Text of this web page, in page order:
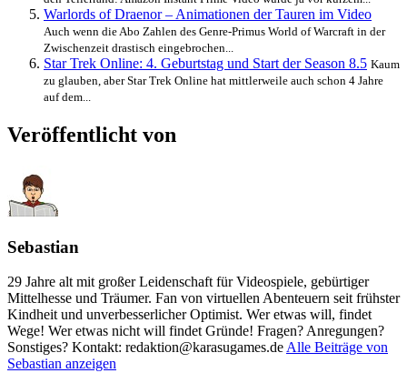
Warlords of Draenor – Animationen der Tauren im Video
Auch wenn die Abo Zahlen des Genre-Primus World of Warcraft in der
Zwischenzeit drastisch eingebrochen...
Star Trek Online: 4. Geburtstag und Start der Season 8.5 Kaum
zu glauben, aber Star Trek Online hat mittlerweile auch schon 4 Jahre
auf dem...
Veröffentlicht von
Sebastian
29 Jahre alt mit großer Leidenschaft für Videospiele, gebürtiger
Mittelhesse und Träumer. Fan von virtuellen Abenteuern seit frühster
Kindheit und unverbesserlicher Optimist. Wer etwas will, findet
Wege! Wer etwas nicht will findet Gründe! Fragen? Anregungen?
Sonstiges? Kontakt: redaktion@karasugames.de Alle Beiträge von
Sebastian anzeigen